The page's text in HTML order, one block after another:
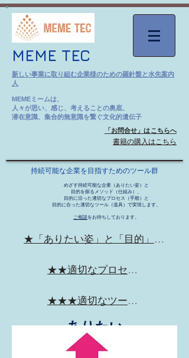
MEME TEC
新しい事業に取り組む企業様のための羅針盤と水先案内
人
MEMEミームは、
人々が思い、感じ、考えることの奥底、
潜在意識、集合的無意識を繋ぐ文化的遺伝子
「お問合せ」はこちらへ
​書籍の購入はこちら
持続可能な企業を目指すためのツール群
めざす持続可能な企業（ありたい姿）と
​目的を探るメソッド（仕組み）、
目的に沿った適切なプロセス（手順）と
目的に合った適切なツール（道具） で実現します。
ご相談をお待ちしております。
★「ありたい姿」と「目的」を探るメソッド（仕組み）
★★適切なプロセス（手順）
★★★適切なツール（道具）
ありたい
姿